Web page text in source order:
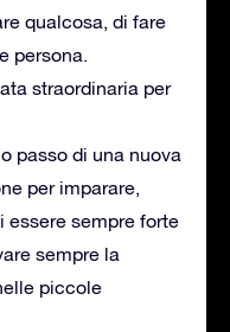
qualcosa, di fare
persona.
straordinaria per
passo di una nuova
per imparare,
essere sempre forte
sempre la
piccole